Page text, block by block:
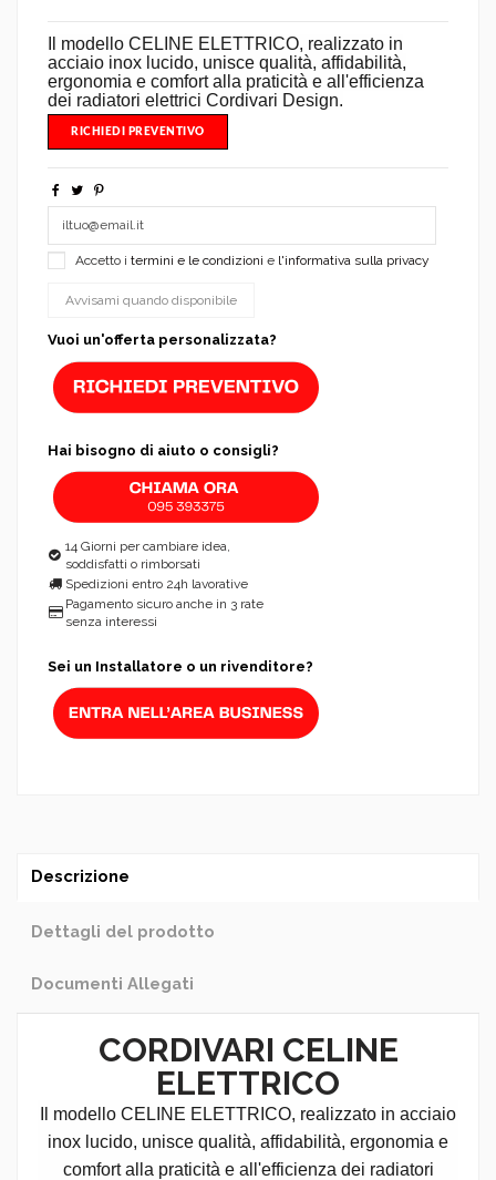
Il modello CELINE ELETTRICO, realizzato in
acciaio inox lucido, unisce qualità, affidabilità,
ergonomia e comfort alla praticità e all'efficienza
dei radiatori elettrici Cordivari Design.
RICHIEDI PREVENTIVO
Accetto i termini e le condizioni e l'informativa sulla privacy
Vuoi un'offerta personalizzata?
Hai bisogno di aiuto o consigli?
14 Giorni per cambiare idea,
soddisfatti o rimborsati
Spedizioni entro 24h lavorative
Pagamento sicuro anche in 3 rate
senza interessi
Sei un Installatore o un rivenditore?
Descrizione
Dettagli del prodotto
Documenti Allegati
CORDIVARI CELINE
ELETTRICO
Il modello CELINE ELETTRICO, realizzato in acciaio
inox lucido, unisce qualità, affidabilità, ergonomia e
comfort alla praticità e all'efficienza dei radiatori